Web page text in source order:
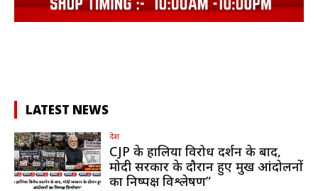
LATEST NEWS
देश
CJP के हालिया विरोध प्रदर्शन के बाद,
मोदी सरकार के दौरान हुए प्रमुख आंदोलनों
का निष्पक्ष विश्लेषण”